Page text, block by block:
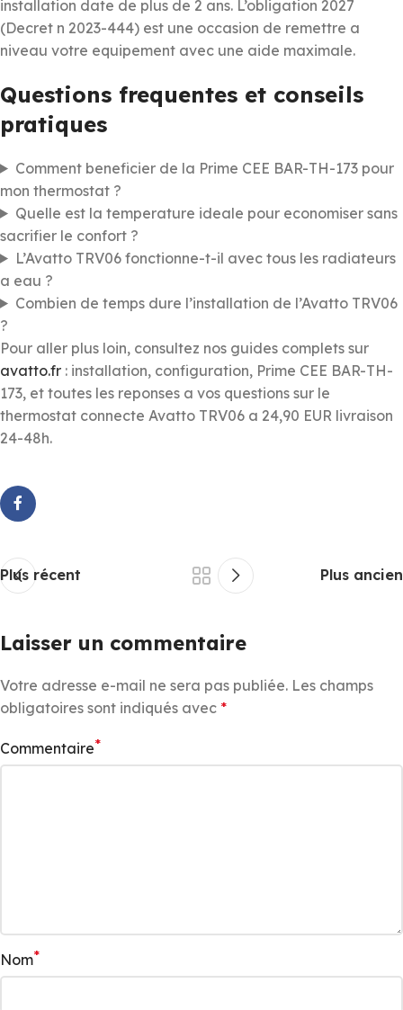
installation date de plus de 2 ans. L’obligation 2027
(Decret n 2023-444) est une occasion de remettre a
niveau votre equipement avec une aide maximale.
Questions frequentes et conseils
pratiques
Comment beneficier de la Prime CEE BAR-TH-173 pour
mon thermostat ?
Quelle est la temperature ideale pour economiser sans
sacrifier le confort ?
L’Avatto TRV06 fonctionne-t-il avec tous les radiateurs
a eau ?
Combien de temps dure l’installation de l’Avatto TRV06
?
Pour aller plus loin, consultez nos guides complets sur
avatto.fr : installation, configuration, Prime CEE BAR-TH-
173, et toutes les reponses a vos questions sur le
thermostat connecte Avatto TRV06 a 24,90 EUR livraison
24-48h.
Plus récent Plus ancien
Laisser un commentaire
Votre adresse e-mail ne sera pas publiée. Les champs
obligatoires sont indiqués avec *
Commentaire*
Nom*